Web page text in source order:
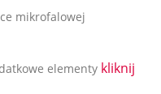
mikrofalowej
elementy kliknij